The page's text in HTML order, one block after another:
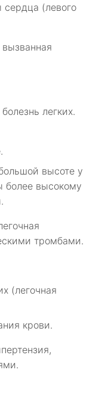
(левого
вызванная
легких.
высоте у
более высокому
тромбами.
(легочная
крови.